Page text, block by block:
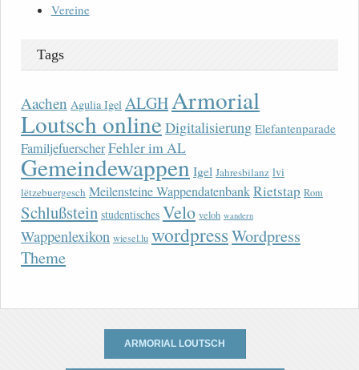
Vereine
Tags
Aachen Agulia Igel ALGHArmorial
Loutsch onlineDigitalisierung Elefantenparade
FamiljefuerscherFehler im AL
Gemeindewappen Igel Jahresbilanz lvi
lëtzebuergesch Meilensteine WappendatenbankRietstap Rom
Schlußstein studentisches Velo veloh wandern
Wappenlexikon wiesel.lu wordpressWordpress
Theme
ARMORIAL LOUTSCH